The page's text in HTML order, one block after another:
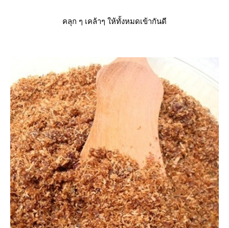
คลุก ๆ เคล้าๆ ให้ทั้งหมดเข้ากันดี